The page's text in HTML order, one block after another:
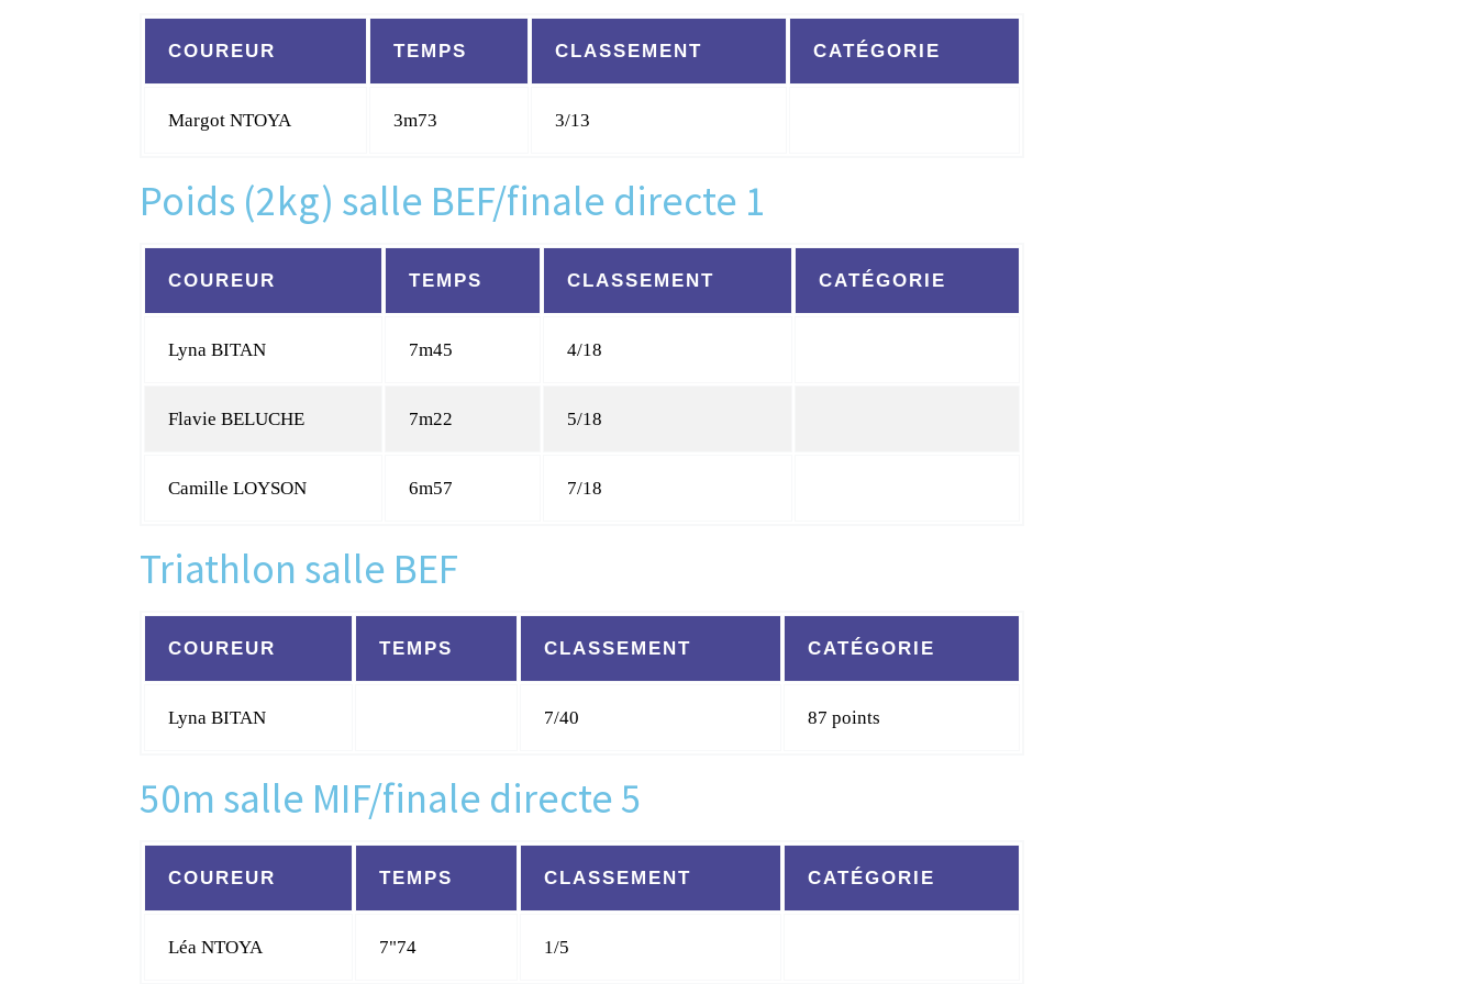
COUREUR TEMPS CLASSEMENT CATÉGORIE
Margot NTOYA 3m73 3/13
Poids (2kg) salle BEF/finale directe 1
COUREUR TEMPS CLASSEMENT CATÉGORIE
Lyna BITAN 7m45 4/18
Flavie BELUCHE 7m22 5/18
Camille LOYSON 6m57 7/18
Triathlon salle BEF
COUREUR TEMPS CLASSEMENT CATÉGORIE
Lyna BITAN 7/40 87 points
50m salle MIF/finale directe 5
COUREUR TEMPS CLASSEMENT CATÉGORIE
Léa NTOYA 7"74 1/5